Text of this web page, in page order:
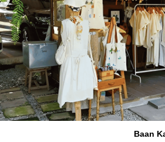
Baan